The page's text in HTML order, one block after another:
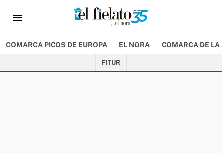
menu
COMARCA PICOS DE EUROPA EL NORA COMARCA DE LA
FITUR